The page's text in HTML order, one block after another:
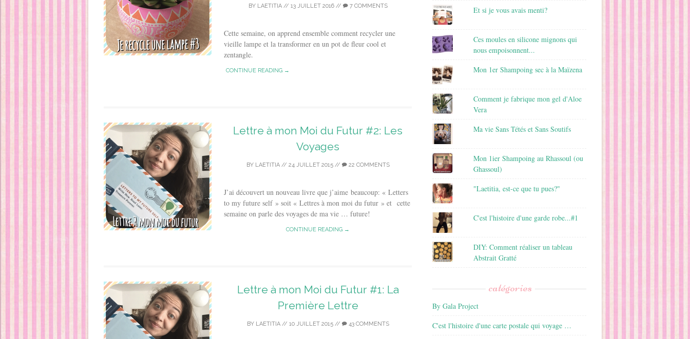
BY LAETITIA// 13 JUILLET 2016// 7 COMMENTS
Cette semaine, on apprend ensemble comment recycler une
vieille lampe et la transformer en un pot de fleur cool et
zentangle.
CONTINUE READING →
Lettre à mon Moi du Futur #2: Les
Voyages
BY LAETITIA// 24 JUILLET 2015// 22 COMMENTS
J’ai découvert un nouveau livre que j’aime beaucoup: « Letters
to my future self » soit « Lettres à mon moi du futur » et cette
semaine on parle des voyages de ma vie … future!
CONTINUE READING →
Lettre à mon Moi du Futur #1: La
Première Lettre
BY LAETITIA// 10 JUILLET 2015// 43 COMMENTS
Et si je vous avais menti?
Ces moules en silicone mignons qui
nous empoisonnent...
Mon 1er Shampoing sec à la Maïzena
Comment je fabrique mon gel d'Aloe
Vera
Ma vie Sans Tétés et Sans Soutifs
Mon 1ier Shampoing au Rhassoul (ou
Ghassoul)
"Laetitia, est-ce que tu pues?"
C'est l'histoire d'une garde robe...#1
DIY: Comment réaliser un tableau
Abstrait Gratté
catégories
By Gala Project
C'est l'histoire d'une carte postale qui voyage …